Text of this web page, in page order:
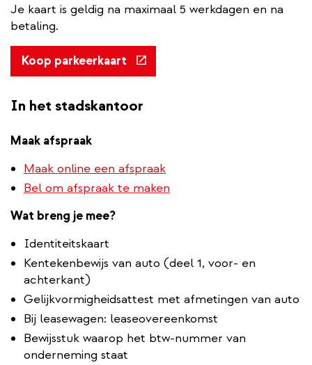
Je kaart is geldig na maximaal 5 werkdagen en na
betaling.
Koop parkeerkaart (externe
link)
In het stadskantoor
Maak afspraak
Maak online een afspraak
Bel om afspraak te maken
Wat breng je mee?
Identiteitskaart
Kentekenbewijs van auto (deel 1, voor- en
achterkant)
Gelijkvormigheidsattest met afmetingen van auto
Bij leasewagen: leaseovereenkomst
Bewijsstuk waarop het btw-nummer van
onderneming staat